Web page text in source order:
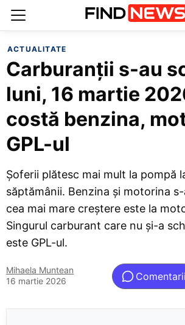
ACTUALITATE
Carburanții s-au
luni, 16 martie
costă benzina,
GPL-ul
Șoferii plătesc mai mult la pompă
săptămânii. Benzina și motorina
cea mai mare creștere este la
Singurul carburant care nu și-a
este GPL-ul.
Mihaela Muntean
16 martie 2026
Comentarii